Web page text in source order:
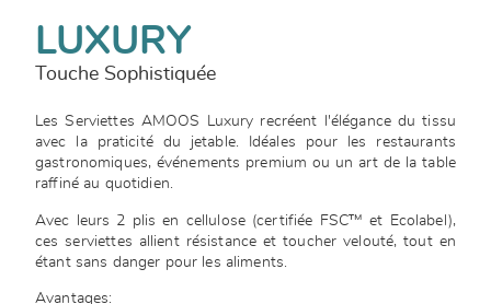
LUXURY
Touche Sophistiquée
Les Serviettes AMOOS Luxury recréent l'élégance du tissu
avec la praticité du jetable. Idéales pour les restaurants
gastronomiques, événements premium ou un art de la table
raffiné au quotidien.
Avec leurs 2 plis en cellulose (certifiée FSC™ et Ecolabel),
ces serviettes allient résistance et toucher velouté, tout en
étant sans danger pour les aliments.
Avantages: